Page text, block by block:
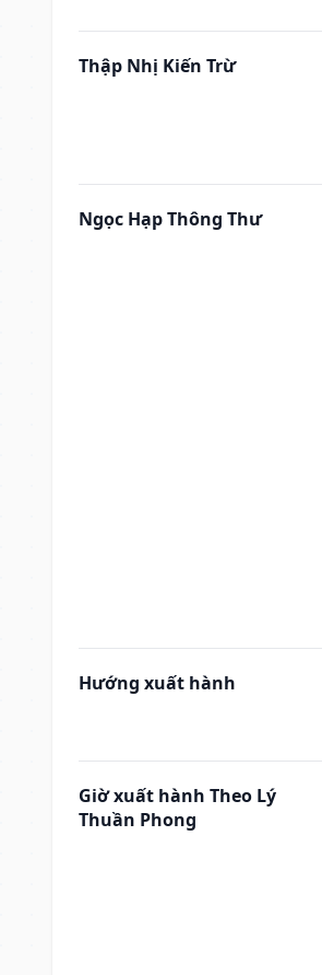
Thập Nhị Kiến Trừ
Ngọc Hạp Thông Thư
Hướng xuất hành
Giờ xuất hành Theo Lý
Thuần Phong